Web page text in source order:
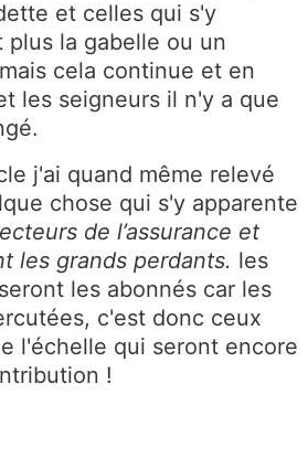
et celles qui s'y
la gabelle ou un
cela continue et en
les seigneurs il n'y a que
j'ai quand même relevé
chose qui s'y apparente
de l’assurance et
les grands perdants. les
les abonnés car les
c'est donc ceux
l'échelle qui seront encore
!